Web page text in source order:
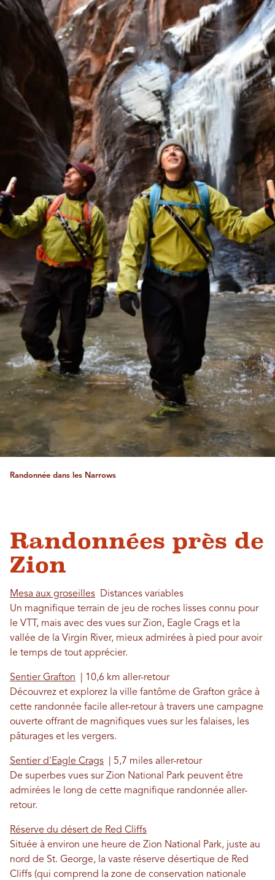
Randonnée dans les Narrows
Randonnées près de
Zion
Mesa aux groseilles Distances variables
Un magnifique terrain de jeu de roches lisses connu pour
le VTT, mais avec des vues sur Zion, Eagle Crags et la
vallée de la Virgin River, mieux admirées à pied pour avoir
le temps de tout apprécier.
Sentier Grafton | 10,6 km aller-retour
Découvrez et explorez la ville fantôme de Grafton grâce à
cette randonnée facile aller-retour à travers une campagne
ouverte offrant de magnifiques vues sur les falaises, les
pâturages et les vergers.
Sentier d'Eagle Crags | 5,7 miles aller-retour
De superbes vues sur Zion National Park peuvent être
admirées le long de cette magnifique randonnée aller-
retour.
Réserve du désert de Red Cliffs
Située à environ une heure de Zion National Park, juste au
nord de St. George, la vaste réserve désertique de Red
Cliffs (qui comprend la zone de conservation nationale